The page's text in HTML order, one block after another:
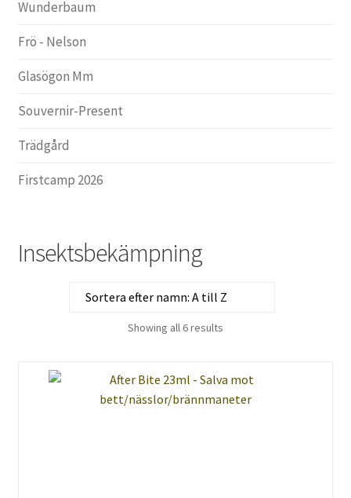
Insektsbekämpning
Showing all 6 results
Wunderbaum
Frö - Nelson
Glasögon Mm
Souvernir-Present
Trädgård
Firstcamp 2026